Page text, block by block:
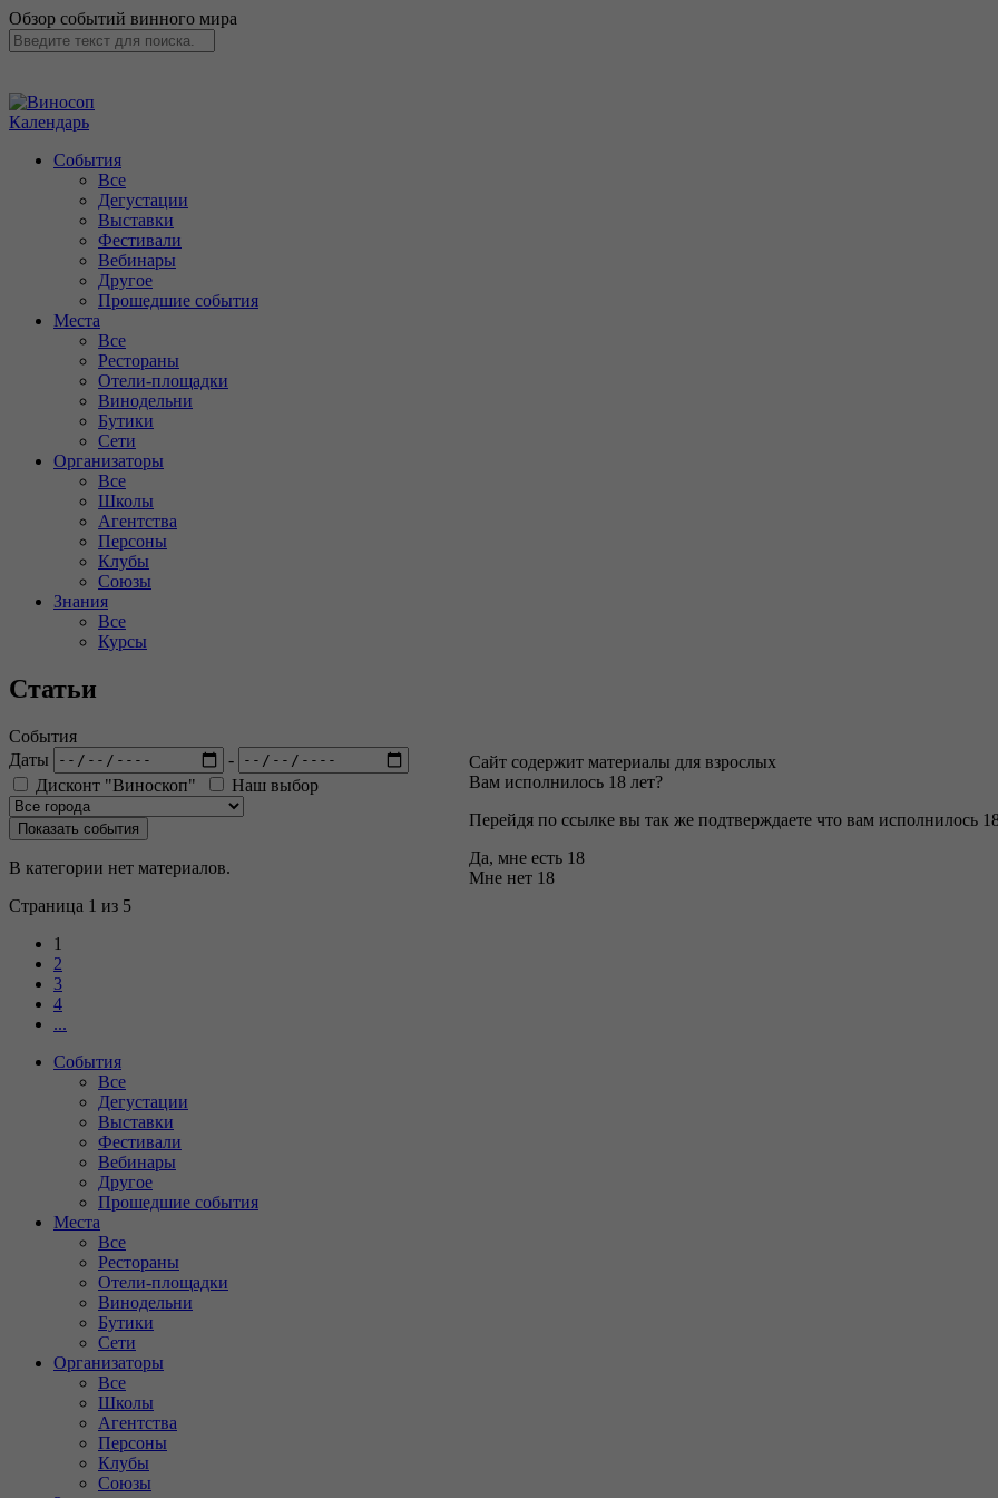
Обзор событий винного мира
Календарь
События
Все
Дегустации
Выставки
Фестивали
Вебинары
Другое
Прошедшие события
Места
Все
Рестораны
Отели-площадки
Винодельни
Бутики
Сети
Организаторы
Все
Школы
Агентства
Персоны
Клубы
Союзы
Знания
Все
Курсы
Статьи
События
Даты
-
Дисконт "Виноскоп"
Наш выбор
В категории нет материалов.
Страница 1 из 5
1
2
3
4
...
События
Все
Дегустации
Выставки
Фестивали
Вебинары
Другое
Прошедшие события
Места
Все
Рестораны
Отели-площадки
Винодельни
Бутики
Сети
Организаторы
Все
Школы
Агентства
Персоны
Клубы
Союзы
Сайт содержит материалы для взрослых
Вам исполнилось 18 лет?
Перейдя по ссылке вы так же подтверждаете что вам исполнилось
Да, мне есть 18
Мне нет 18